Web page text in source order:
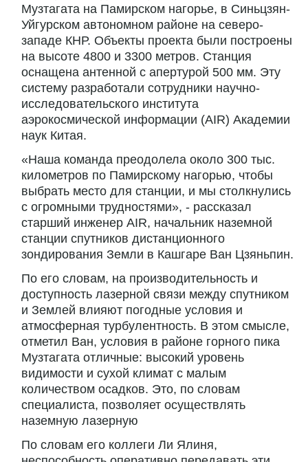
Музтагата на Памирском нагорье, в Синьцзян-
Уйгурском автономном районе на северо-
западе КНР. Объекты проекта были построены
на высоте 4800 и 3300 метров. Станция
оснащена антенной с апертурой 500 мм. Эту
систему разработали сотрудники научно-
исследовательского института
аэрокосмической информации (AIR) Академии
наук Китая.
«Наша команда преодолела около 300 тыс.
километров по Памирскому нагорью, чтобы
выбрать место для станции, и мы столкнулись
с огромными трудностями», - рассказал
старший инженер AIR, начальник наземной
станции спутников дистанционного
зондирования Земли в Кашгаре Ван Цзяньпин.
По его словам, на производительность и
доступность лазерной связи между спутником
и Землей влияют погодные условия и
атмосферная турбулентность. В этом смысле,
отметил Ван, условия в районе горного пика
Музтагата отличные: высокий уровень
видимости и сухой климат с малым
количеством осадков. Это, по словам
специалиста, позволяет осуществлять
наземную лазерную
По словам его коллеги Ли Ялиня,